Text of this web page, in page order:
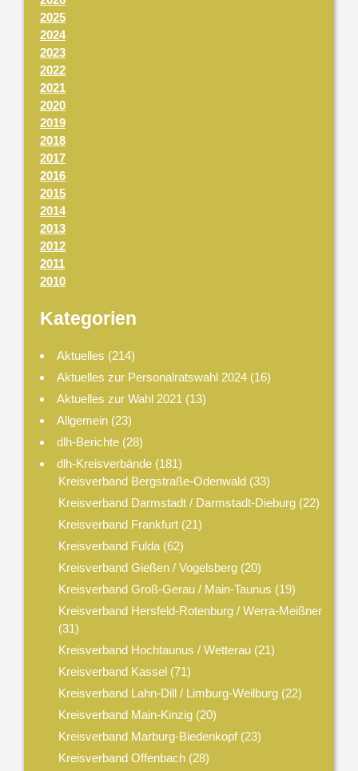
2025
2024
2023
2022
2021
2020
2019
2018
2017
2016
2015
2014
2013
2012
2011
2010
Kategorien
Aktuelles (214)
Aktuelles zur Personalratswahl 2024 (16)
Aktuelles zur Wahl 2021 (13)
Allgemein (23)
dlh-Berichte (28)
dlh-Kreisverbände (181)
Kreisverband Bergstraße-Odenwald(33)
Kreisverband Darmstadt / Darmstadt-Dieburg(22)
Kreisverband Frankfurt(21)
Kreisverband Fulda(62)
Kreisverband Gießen / Vogelsberg(20)
Kreisverband Groß-Gerau / Main-Taunus (19)
Kreisverband Hersfeld-Rotenburg / Werra-Meißner
(31)
Kreisverband Hochtaunus / Wetterau(21)
Kreisverband Kassel(71)
Kreisverband Lahn-Dill / Limburg-Weilburg(22)
Kreisverband Main-Kinzig(20)
Kreisverband Marburg-Biedenkopf(23)
Kreisverband Offenbach(28)